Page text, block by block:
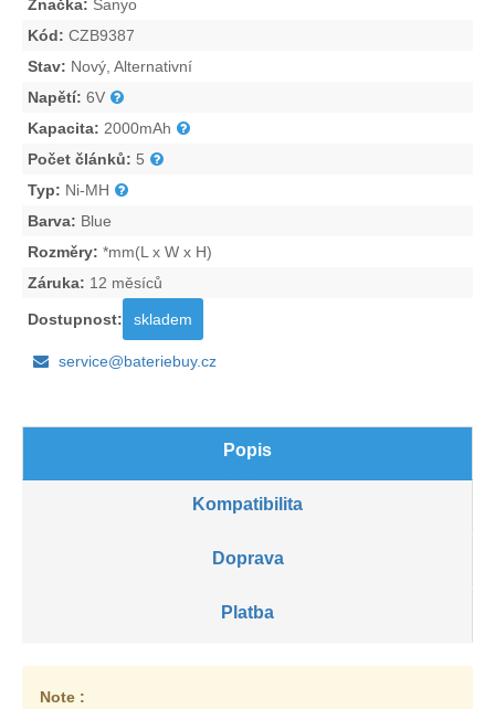
Značka: Sanyo
Kód: CZB9387
Stav: Nový, Alternativní
Napětí: 6V
Kapacita: 2000mAh
Počet článků: 5
Typ: Ni-MH
Barva: Blue
Rozměry: *mm(L x W x H)
Záruka: 12 měsíců
Dostupnost: skladem
service@bateriebuy.cz
Popis
Kompatibilita
Doprava
Platba
Note :